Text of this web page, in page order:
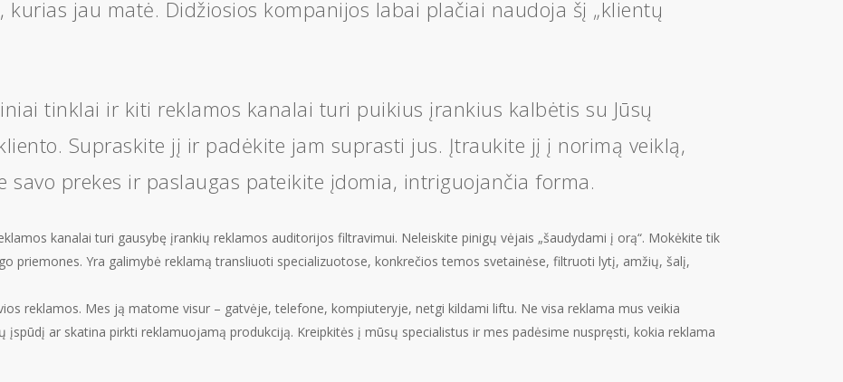
jau matė. Didžiosios kompanijos labai plačiai naudoja šį „klientų
tinklai ir kiti reklamos kanalai turi puikius įrankius kalbėtis su Jūsų
Supraskite jį ir padėkite jam suprasti jus. Įtraukite jį į norimą veiklą,
savo prekes ir paslaugas pateikite įdomia, intriguojančia forma.
kanalai turi gausybę įrankių reklamos auditorijos filtravimui. Neleiskite pinigų vėjais „šaudydami į orą“. Mokėkite tik
priemones. Yra galimybė reklamą transliuoti specializuotose, konkrečios temos svetainėse, filtruoti lytį, amžių, šalį,
reklamos. Mes ją matome visur – gatvėje, telefone, kompiuteryje, netgi kildami liftu. Ne visa reklama mus veikia
įspūdį ar skatina pirkti reklamuojamą produkciją. Kreipkitės į mūsų specialistus ir mes padėsime nuspręsti, kokia reklama